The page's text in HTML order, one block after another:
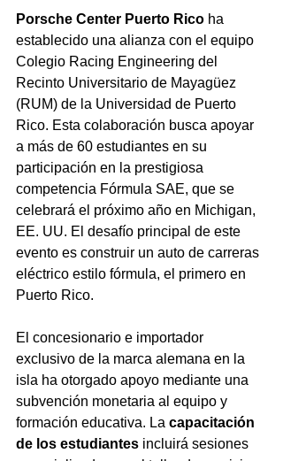
Porsche Center Puerto Rico ha
establecido una alianza con el equipo
Colegio Racing Engineering del
Recinto Universitario de Mayagüez
(RUM) de la Universidad de Puerto
Rico. Esta colaboración busca apoyar
a más de 60 estudiantes en su
participación en la prestigiosa
competencia Fórmula SAE, que se
celebrará el próximo año en Michigan,
EE. UU. El desafío principal de este
evento es construir un auto de carreras
eléctrico estilo fórmula, el primero en
Puerto Rico.
El concesionario e importador
exclusivo de la marca alemana en la
isla ha otorgado apoyo mediante una
subvención monetaria al equipo y
formación educativa. La capacitación
de los estudiantes incluirá sesiones